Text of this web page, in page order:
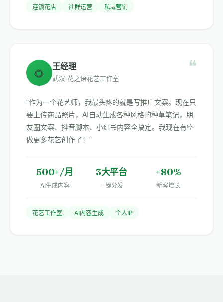
连锁花店 社群运营 私域营销
🌻 王经理
武汉·花之语花艺工作室
❝
"作为一个花艺师，我最头疼的就是写推广文案。现在只
要上传商品照片，AI自动生成各种风格的种草笔记，朋
友圈文案、抖音脚本、小红书内容全搞定。我现在有空
做更多花艺创作了！"
500+/月
AI生成内容
3大平台
一键分发
+80%
新客增长
花艺工作室 AI内容生成 个人IP